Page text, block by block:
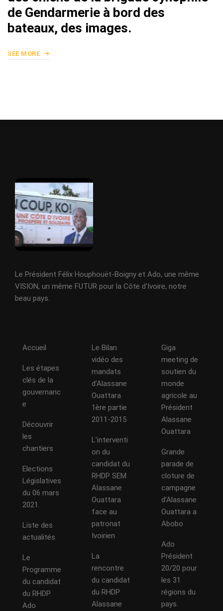
de Gendarmerie à bord des
bateaux, des images.
SEE MORE
Le Président Félix Houphouët-Boigny et Ado, une même
VISION, un même FUTUR pour la Côte d'Ivoire, notre
beau pays.
Accueil
Les étapes
clés de la
gouvernanc
e
Découvrir
les
chantiers
Elections
Législatives
du 06 mars
2021.
Liste des
actualités
Le
Programme
du candidat
du RHDP
Ado
Le Bilan
vidéo des
mandats
d’Alassane
Ouattara
1ère partie
2011-2015
L’interventi
on du
candidat du
RHDP SEM
Alassane
Ouattara
face au
patronat
Ivoirien
La
rencontre
du candidat
du RHDP
Alassane
Giga
meeting de
soutien du
monde
agricole au
Président
Alassane
Ouattara
Grande
parade de
cloture de
campagne
d’Alassane
Ouattara a
Abobo
Ado
Président
20/20 pour
les 31
régions du
pays.